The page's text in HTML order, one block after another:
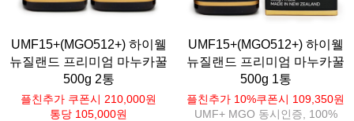
UMF15+(MGO512+) 하이웰
뉴질랜드 프리미엄 마누카꿀
500g 2통
플친추가 쿠폰시 210,000원
통당 105,000원
UMF15+(MGO512+) 하이웰
뉴질랜드 프리미엄 마누카꿀
500g 1통
플친추가 10%쿠폰시 109,350원
UMF+ MGO 동시인증, 100%